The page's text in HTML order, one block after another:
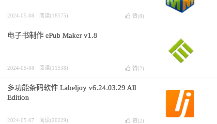
2024-05-08 阅读(18575) 赞(8)
电子书制作 ePub Maker v1.8
2024-05-08 阅读(11538) 赞(2)
多功能条码软件 Labeljoy v6.24.03.29 All
Edition
2024-05-07 阅读(20229) 赞(2)